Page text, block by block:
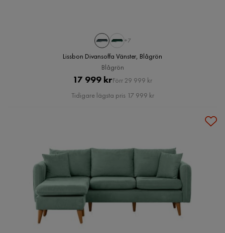
+7
Lissbon Divansoffa Vänster, Blågrön
Blågrön
Pris
17 999 krOriginal
Pris
Förr 29 999 kr
Tidigare lägsta pris 17 999 kr